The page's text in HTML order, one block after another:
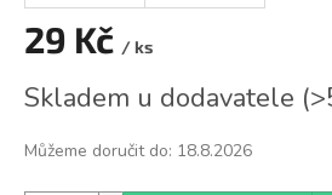
29 Kč / ks
cena:
Skladem u dodavatele (
Můžeme doručit do: 18.8.2026